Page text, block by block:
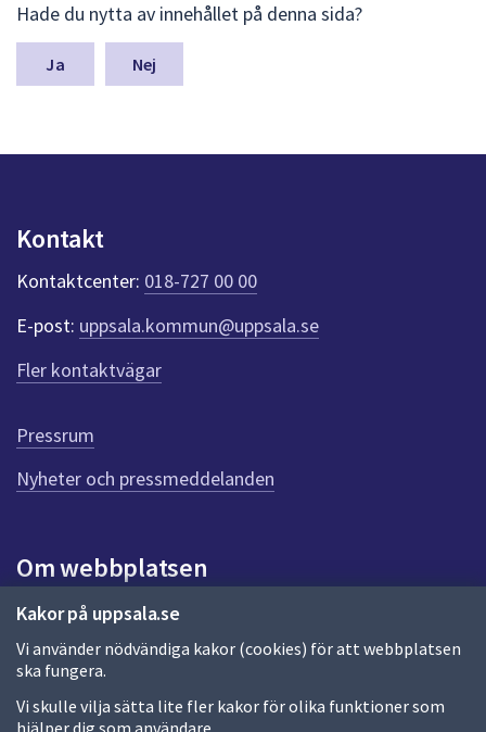
Kakor på uppsala.se
Vi använder nödvändiga kakor (cookies) för att webbplatsen
ska fungera.
Vi skulle vilja sätta lite fler kakor för olika funktioner som
hjälper dig som användare.
ä
m
a
n
k
t
e
r
f
ö
r
e
n
n
a
d
a
Hade du nytta av innehållet på denna sida?
Nej
Kontakt
Kontaktcenter: 018-727 00 00
E-post: uppsala.kommun@uppsala.se
Fler kontaktvägar
Pressrum
Nyheter och pressmeddelanden
Om webbplatsen
Om webbplatsen
Allmänna handlingar och diarium
Behandling av personuppgifter